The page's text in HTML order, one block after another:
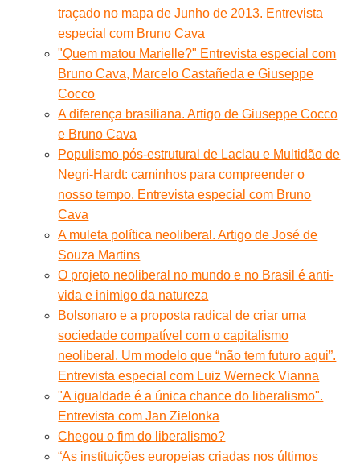
traçado no mapa de Junho de 2013. Entrevista
especial com Bruno Cava
"Quem matou Marielle?" Entrevista especial com
Bruno Cava, Marcelo Castañeda e Giuseppe
Cocco
A diferença brasiliana. Artigo de Giuseppe Cocco
e Bruno Cava
Populismo pós-estrutural de Laclau e Multidão de
Negri-Hardt: caminhos para compreender o
nosso tempo. Entrevista especial com Bruno
Cava
A muleta política neoliberal. Artigo de José de
Souza Martins
O projeto neoliberal no mundo e no Brasil é anti-
vida e inimigo da natureza
Bolsonaro e a proposta radical de criar uma
sociedade compatível com o capitalismo
neoliberal. Um modelo que “não tem futuro aqui”.
Entrevista especial com Luiz Werneck Vianna
"A igualdade é a única chance do liberalismo".
Entrevista com Jan Zielonka
Chegou o fim do liberalismo?
“As instituições europeias criadas nos últimos